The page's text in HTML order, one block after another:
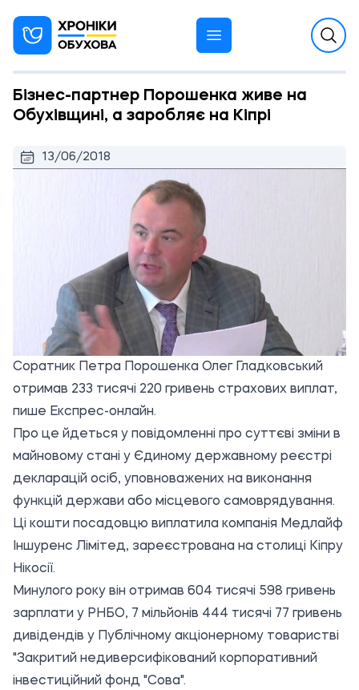
Бізнес-партнер Порошенка живе на
Обухівщині, а заробляє на Кіпрі
13/06/2018
Соратник Петра Порошенка Олег Гладковський
отримав 233 тисячі 220 гривень страхових виплат,
пише Експрес-онлайн.
Про це йдеться у повідомленні про суттєві зміни в
майновому стані у Єдиному державному реєстрі
декларацій осіб, уповноважених на виконання
функцій держави або місцевого самоврядування.
Ці кошти посадовцю виплатила компанія Медлайф
Іншуренс Лімітед, зареєстрована на столиці Кіпру
Нікосії.
Минулого року він отримав 604 тисячі 598 гривень
зарплати у РНБО, 7 мільйонів 444 тисячі 77 гривень
дивідендів у Публічному акціонерному товаристві
"Закритий недиверсифікований корпоративний
інвестиційний фонд "Сова".